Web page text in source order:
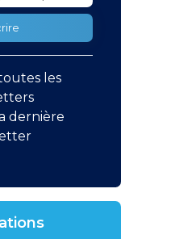
les
dernière